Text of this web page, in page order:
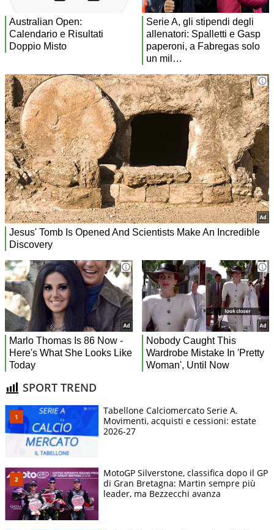
SPORT TREND
Tabellone Calciomercato Serie A.
Movimenti, acquisti e cessioni: estate
2026-27
MotoGP Silverstone, classifica dopo il GP
di Gran Bretagna: Martin sempre più
leader, ma Bezzecchi avanza